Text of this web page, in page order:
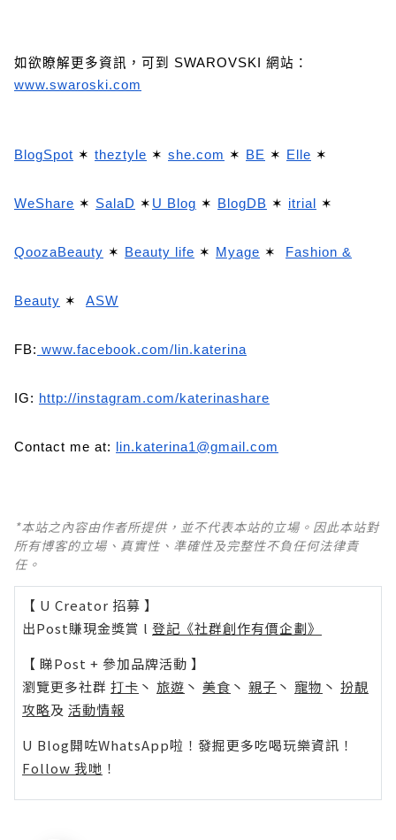
如欲瞭解更多資訊，可到 SWAROVSKI 網站：
www.swaroski.com
BlogSpot ✶ theztyle ✶ she.com ✶ BE ✶ Elle ✶
WeShare ✶ SalaD ✶ U Blog ✶ BlogDB ✶ itrial ✶
QoozaBeauty ✶ Beauty life ✶ Myage ✶ Fashion &
Beauty ✶ ASW
FB: www.facebook.com/lin.katerina
IG: http://instagram.com/katerinashare
Contact me at: lin.katerina1@gmail.com
*本站之內容由作者所提供，並不代表本站的立場。因此本站對
所有博客的立場、真實性、準確性及完整性不負任何法律責
任。
【 U Creator 招募 】
出Post賺現金獎賞 l 登記《社群創作有價企劃》
【 睇Post + 參加品牌活動 】
瀏覽更多社群 打卡 丶 旅遊 丶 美食 丶 親子 丶 寵物 丶 扮靚
攻略及 活動情報
U Blog開咗WhatsApp啦！發掘更多吃喝玩樂資訊！
Follow 我哋 ！